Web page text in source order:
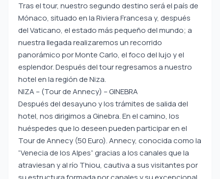
Tras el tour, nuestro segundo destino será el país de
Mónaco, situado en la Riviera Francesa y, después
del Vaticano, el estado más pequeño del mundo; a
nuestra llegada realizaremos un recorrido
panorámico por Monte Carlo, el foco del lujo y el
esplendor. Después del tour regresamos a nuestro
hotel en la región de Niza.
NIZA – (Tour de Annecy) – GINEBRA
Después del desayuno y los trámites de salida del
hotel, nos dirigimos a Ginebra. En el camino, los
huéspedes que lo deseen pueden participar en el
Tour de Annecy (50 Euro). Annecy, conocida como la
“Venecia de los Alpes” gracias a los canales que la
atraviesan y al río Thiou, cautiva a sus visitantes por